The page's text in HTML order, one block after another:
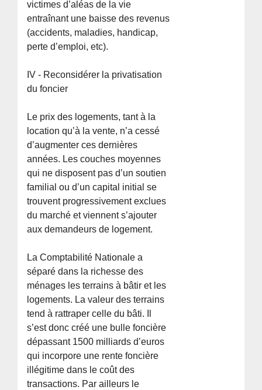
victimes d’aléas de la vie
entraînant une baisse des revenus
(accidents, maladies, handicap,
perte d’emploi, etc).
IV - Reconsidérer la privatisation
du foncier
Le prix des logements, tant à la
location qu’à la vente, n’a cessé
d’augmenter ces dernières
années. Les couches moyennes
qui ne disposent pas d’un soutien
familial ou d’un capital initial se
trouvent progressivement exclues
du marché et viennent s’ajouter
aux demandeurs de logement.
La Comptabilité Nationale a
séparé dans la richesse des
ménages les terrains à bâtir et les
logements. La valeur des terrains
tend à rattraper celle du bâti. Il
s’est donc créé une bulle foncière
dépassant 1500 milliards d’euros
qui incorpore une rente foncière
illégitime dans le coût des
transactions. Par ailleurs le